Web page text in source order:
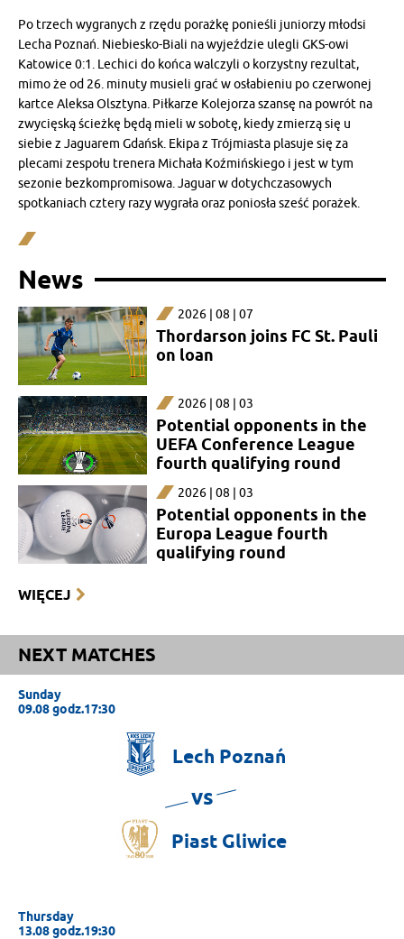
Po trzech wygranych z rzędu porażkę ponieśli juniorzy młodsi
Lecha Poznań. Niebiesko-Biali na wyjeździe ulegli GKS-owi
Katowice 0:1. Lechici do końca walczyli o korzystny rezultat,
mimo że od 26. minuty musieli grać w osłabieniu po czerwonej
kartce Aleksa Olsztyna. Piłkarze Kolejorza szansę na powrót na
zwycięską ścieżkę będą mieli w sobotę, kiedy zmierzą się u
siebie z Jaguarem Gdańsk. Ekipa z Trójmiasta plasuje się za
plecami zespołu trenera Michała Koźmińskiego i jest w tym
sezonie bezkompromisowa. Jaguar w dotychczasowych
spotkaniach cztery razy wygrała oraz poniosła sześć porażek.
News
2026 | 08 | 07
Thordarson joins FC St. Pauli
on loan
2026 | 08 | 03
Potential opponents in the
UEFA Conference League
fourth qualifying round
2026 | 08 | 03
Potential opponents in the
Europa League fourth
qualifying round
WIĘCEJ
NEXT MATCHES
Sunday
09.08 godz.17:30
Lech Poznań
vs
Piast Gliwice
Thursday
13.08 godz.19:30